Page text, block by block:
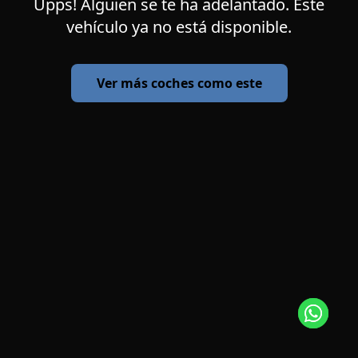
Upps! Alguien se te ha adelantado. Este
vehículo ya no está disponible.
Ver más coches como este